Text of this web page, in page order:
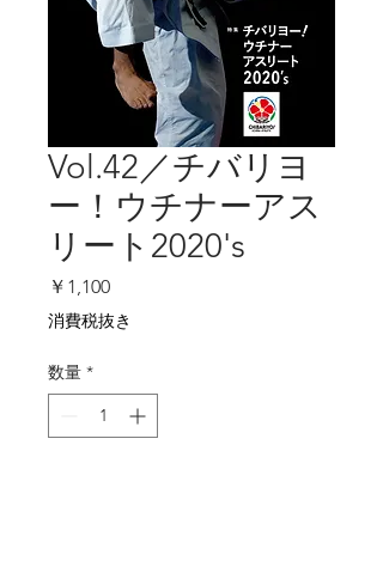
Vol.42／チバリヨ
ー！ウチナーアス
リート2020's
￥1,100価
格
消費税抜き
数量 *